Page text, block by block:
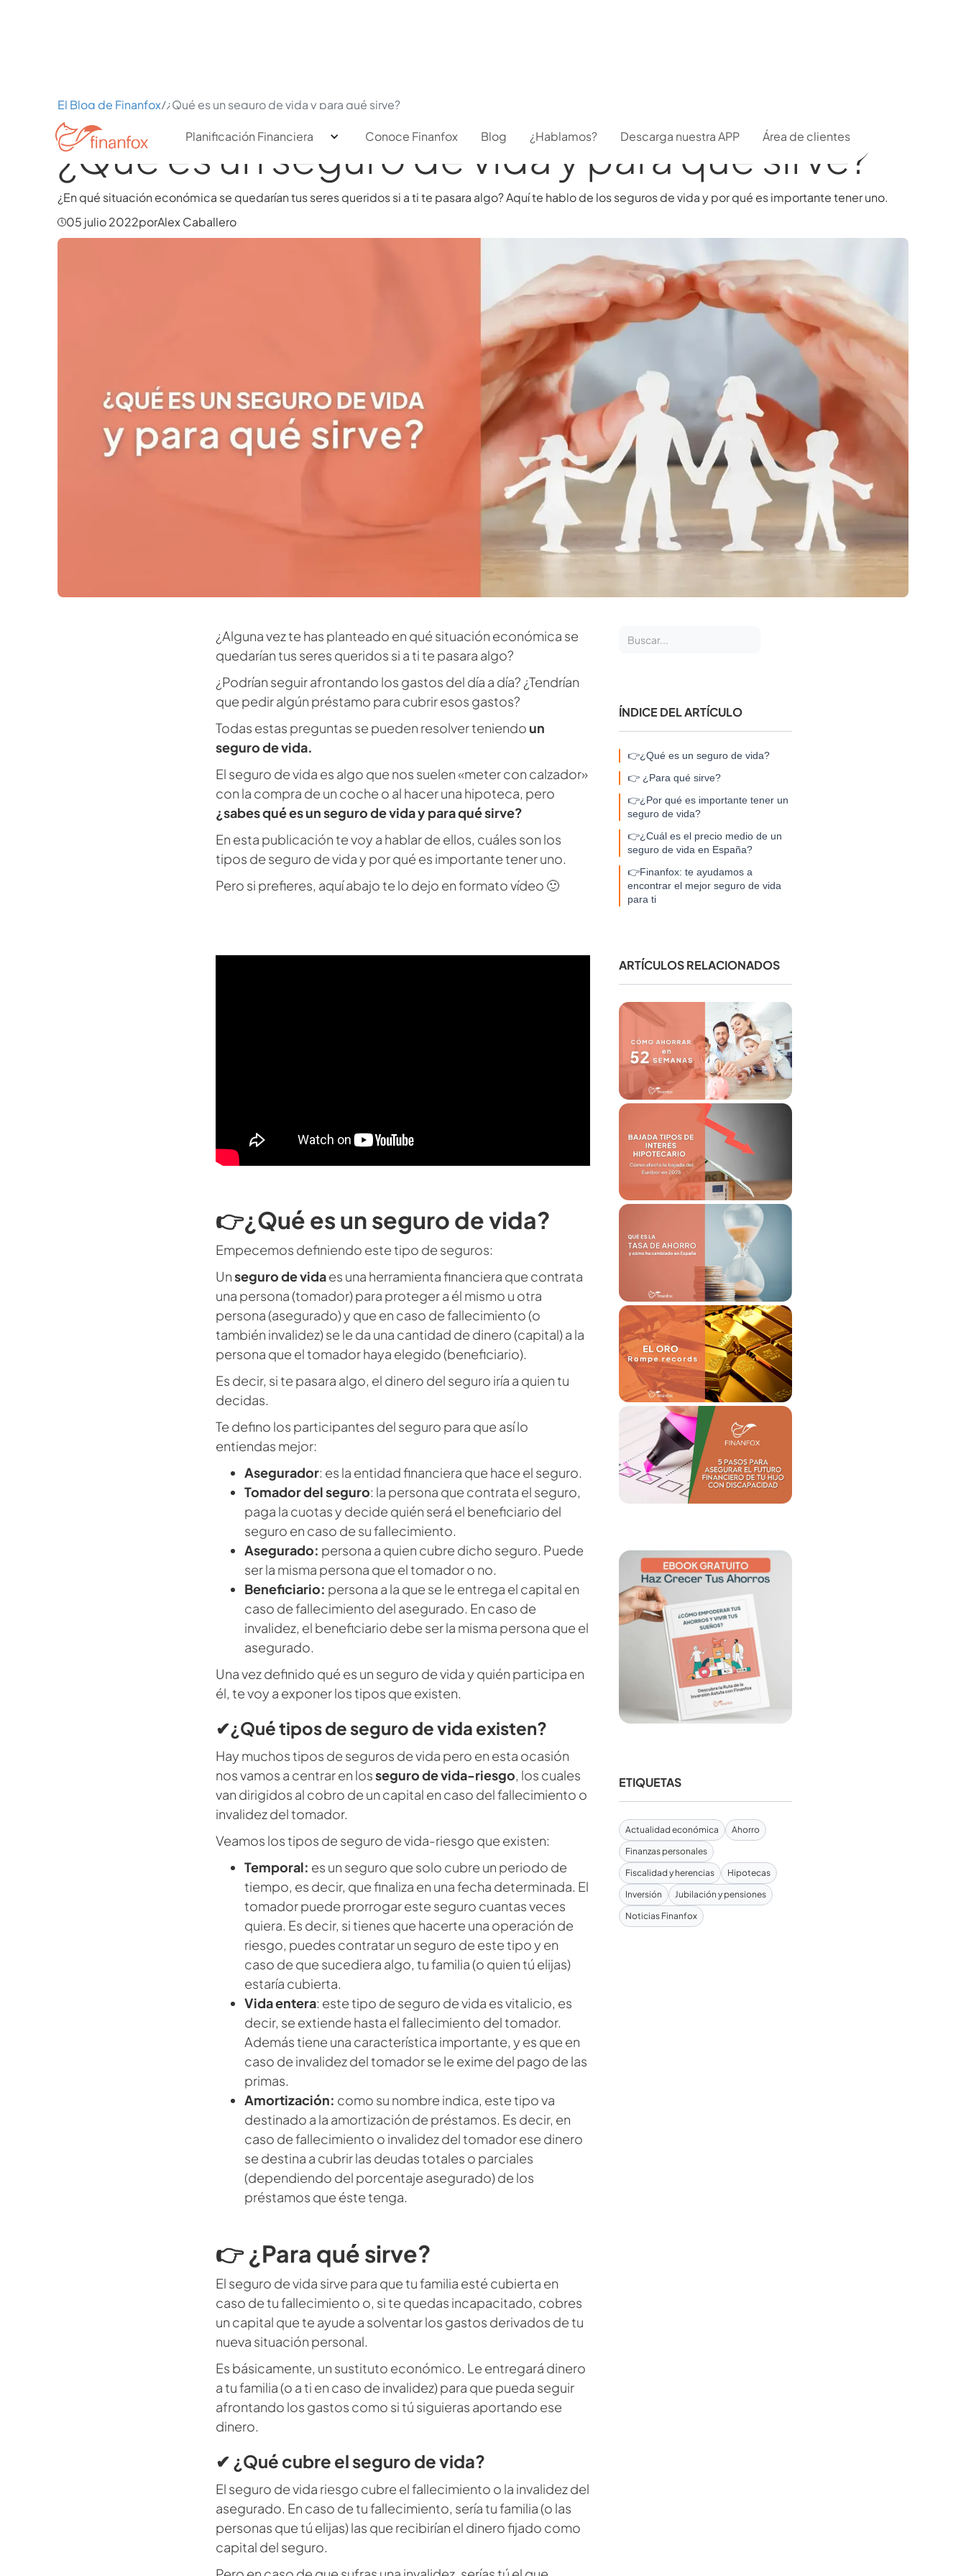
Planificación Financiera Conoce Finanfox Blog ¿Hablamos? Descarga nuestra APP Área de clientes
El Blog de Finanfox/¿Qué es un seguro de vida y para qué sirve?
¿Qué es un seguro de vida y para qué sirve?
¿En qué situación económica se quedarían tus seres queridos si a ti te pasara algo? Aquí te hablo de los seguros de vida y por qué es importante tener uno.
05 julio 2022porAlex Caballero
¿Alguna vez te has planteado en qué situación económica se
quedarían tus seres queridos si a ti te pasara algo?
¿Podrían seguir afrontando los gastos del día a día? ¿Tendrían
que pedir algún préstamo para cubrir esos gastos?
Todas estas preguntas se pueden resolver teniendo un
seguro de vida.
El seguro de vida es algo que nos suelen «meter con calzador»
con la compra de un coche o al hacer una hipoteca, pero
¿sabes qué es un seguro de vida y para qué sirve?
En esta publicación te voy a hablar de ellos, cuáles son los
tipos de seguro de vida y por qué es importante tener uno.
Pero si prefieres, aquí abajo te lo dejo en formato vídeo 🙂
👉¿Qué es un seguro de vida?
Empecemos definiendo este tipo de seguros:
Unseguro de vidaes una herramienta financiera que contrata
una persona (tomador) para proteger a él mismo u otra
persona (asegurado) y que en caso de fallecimiento (o
también invalidez) se le da una cantidad de dinero (capital) a la
persona que el tomador haya elegido (beneficiario).
Es decir, si te pasara algo, el dinero del seguro iría a quien tu
decidas.
Te defino los participantes del seguro para que así lo
entiendas mejor:
Asegurador: es la entidad financiera que hace el seguro.
Tomador del seguro: la persona que contrata el seguro,
paga la cuotas y decide quién será el beneficiario del
seguro en caso de su fallecimiento.
Asegurado: persona a quien cubre dicho seguro. Puede
ser la misma persona que el tomador o no.
Beneficiario: persona a la que se le entrega el capital en
caso de fallecimiento del asegurado. En caso de
invalidez, el beneficiario debe ser la misma persona que el
asegurado.
Una vez definido qué es un seguro de vida y quién participa en
él, te voy a exponer los tipos que existen.
✔¿Qué tipos de seguro de vida existen?
Hay muchos tipos de seguros de vida pero en esta ocasión
nos vamos a centrar en losseguro de vida-riesgo, los cuales
van dirigidos al cobro de un capital en caso del fallecimiento o
invalidez del tomador.
Veamos los tipos de seguro de vida-riesgo que existen:
Temporal: es un seguro que solo cubre un periodo de
tiempo, es decir, que finaliza en una fecha determinada. El
tomador puede prorrogar este seguro cuantas veces
quiera. Es decir, si tienes que hacerte una operación de
riesgo, puedes contratar un seguro de este tipo y en
caso de que sucediera algo, tu familia (o quien tú elijas)
estaría cubierta.
Vida entera: este tipo de seguro de vida es vitalicio, es
decir, se extiende hasta el fallecimiento del tomador.
Además tiene una característica importante, y es que en
caso de invalidez del tomador se le exime del pago de las
primas.
Amortización: como su nombre indica, este tipo va
destinado a la amortización de préstamos. Es decir, en
caso de fallecimiento o invalidez del tomador ese dinero
se destina a cubrir las deudas totales o parciales
(dependiendo del porcentaje asegurado) de los
préstamos que éste tenga.
👉 ¿Para qué sirve?
El seguro de vida sirve para que tu familia esté cubierta en
caso de tu fallecimiento o, si te quedas incapacitado, cobres
un capital que te ayude a solventar los gastos derivados de tu
nueva situación personal.
Es básicamente, un sustituto económico. Le entregará dinero
a tu familia (o a ti en caso de invalidez) para que pueda seguir
afrontando los gastos como si tú siguieras aportando ese
dinero.
✔ ¿Qué cubre el seguro de vida?
El seguro de vida riesgo cubre el fallecimiento o la invalidez del
asegurado. En caso de tu fallecimiento, sería tu familia (o las
personas que tú elijas) las que recibirían el dinero fijado como
capital del seguro.
ÍNDICE DEL ARTÍCULO
👉¿Qué es un seguro de vida?
👉 ¿Para qué sirve?
👉¿Por qué es importante tener un
seguro de vida?
👉¿Cuál es el precio medio de un
seguro de vida en España?
👉Finanfox: te ayudamos a
encontrar el mejor seguro de vida
para ti
ARTÍCULOS RELACIONADOS
ETIQUETAS
Actualidad económica
Ahorro
Finanzas personales
Fiscalidad y herencias
Hipotecas
Inversión
Jubilación y pensiones
Noticias Finanfox